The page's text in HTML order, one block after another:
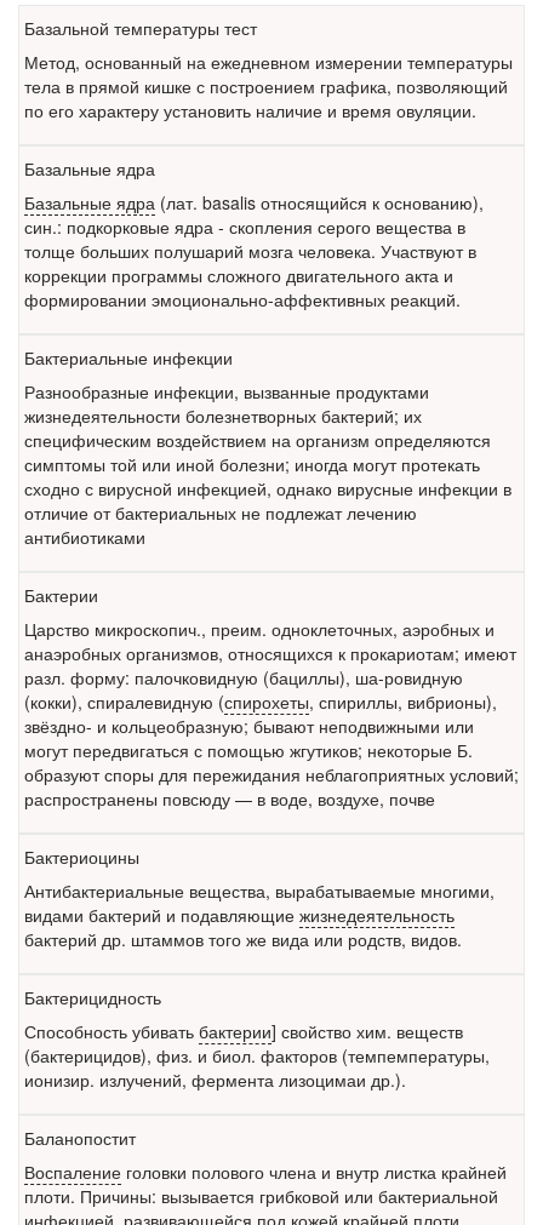
встрече с журналистами ведущих...
Местная анестезия развивает кардиотоксичность
здравоохранения озвучила
тревожную статистику. Она
касаются увеличения риска
острой кардиотоксичности и
роста сопутствующих
Закон о праве родителей находиться с детьми в
реанимации внесен в Госдуму
Соответствующий
законопроект внесен в
палату на
больничной палате
бесплатно, в течении всего срока лечения...
Базальной температуры тест
Метод, основанный на ежедневном измерении температуры
тела в прямой кишке с построением графика, позволяющий
по его характеру установить наличие и время овуляции.
Базальные ядра
Базальные ядра (лат. basalis относящийся к основанию),
син.: подкорковые ядра - скопления серого вещества в
толще больших полушарий мозга человека. Участвуют в
коррекции программы сложного двигательного акта и
формировании эмоционально-аффективных реакций.
Бактериальные инфекции
Разнообразные инфекции, вызванные продуктами
жизнедеятельности болезнетворных бактерий; их
специфическим воздействием на организм определяются
симптомы той или иной болезни; иногда могут протекать
сходно с вирусной инфекцией, однако вирусные инфекции в
отличие от бактериальных не подлежат лечению
антибиотиками
Бактерии
Царство микроскопич., преим. одноклеточных, аэробных и
анаэробных организмов, относящихся к прокариотам; имеют
разл. форму: палочковидную (бациллы), ша-ровидную
(кокки), спиралевидную (спирохеты, спириллы, вибрионы),
звёздно- и кольцеобразную; бывают неподвижными или
могут передвигаться с помощью жгутиков; некоторые Б.
образуют споры для пережидания неблагоприятных условий;
распространены повсюду — в воде, воздухе, почве
Бактериоцины
Антибактериальные вещества, вырабатываемые многими,
видами бактерий и подавляющие жизнедеятельность
бактерий др. штаммов того же вида или родств, видов.
Бактерицидность
Способность убивать бактерии] свойство хим. веществ
(бактерицидов), физ. и биол. факторов (темпемпературы,
ионизир. излучений, фермента лизоцимаи др.).
Баланопостит
Воспаление головки полового члена и внутр листка крайней
плоти. Причины: вызывается грибковой или бактериальной
инфекцией, развивающейся под кожей крайней плоти.